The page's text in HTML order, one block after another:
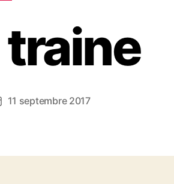
11 septembre 2017